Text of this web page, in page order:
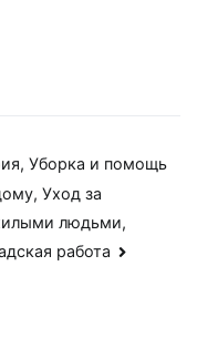
Уборка и помощь
Уход за
людьми,
работа